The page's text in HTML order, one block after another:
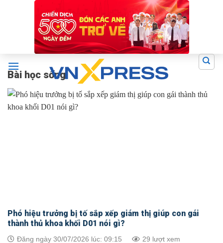
Bài học sống
Phó hiệu trưởng bị tố sắp xếp giám thị giúp con gái
thành thủ khoa khối D01 nói gì?
Đăng ngày 30/07/2026 lúc: 09:15 29 lượt xem